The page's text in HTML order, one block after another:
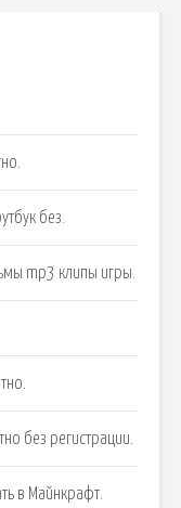
без.
mp3 клипы игры.
без регистрации.
в Майнкрафт.